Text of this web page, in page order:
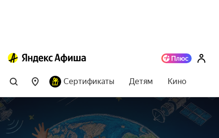
Сертификаты Детям Кино